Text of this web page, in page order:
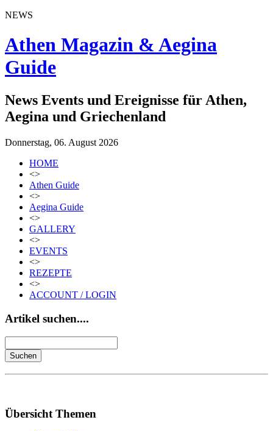
NEWS
Athen Magazin & Aegina
Guide
News Events und Ereignisse für Athen,
Aegina und Griechenland
Donnerstag, 06. August 2026
HOME
<>
Athen Guide
<>
Aegina Guide
<>
GALLERY
<>
EVENTS
<>
REZEPTE
<>
ACCOUNT / LOGIN
Artikel suchen....
Übersicht Themen